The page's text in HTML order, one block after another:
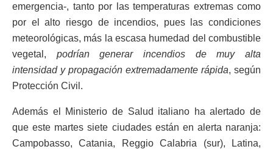
emergencia-, tanto por las temperaturas extremas como
por el alto riesgo de incendios, pues las condiciones
meteorológicas, más la escasa humedad del combustible
vegetal, podrían generar incendios de muy alta
intensidad y propagación extremadamente rápida, según
Protección Civil.
Además el Ministerio de Salud italiano ha alertado de
que este martes siete ciudades están en alerta naranja:
Campobasso, Catania, Reggio Calabria (sur), Latina,